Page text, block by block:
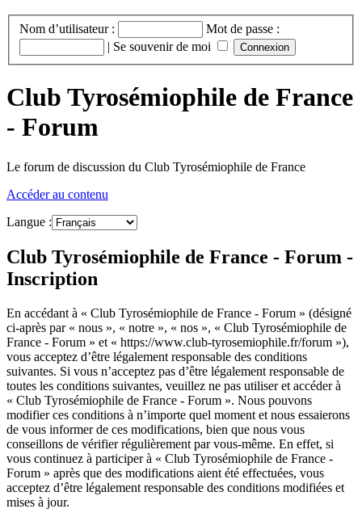
Nom d’utilisateur :
Mot de passe :
| Se souvenir de moi
Club Tyrosémiophile de France
- Forum
Le forum de discussion du Club Tyrosémiophile de France
Accéder au contenu
Langue :
Club Tyrosémiophile de France - Forum -
Inscription
En accédant à « Club Tyrosémiophile de France - Forum » (désigné
ci-après par « nous », « notre », « nos », « Club Tyrosémiophile de
France - Forum » et « https://www.club-tyrosemiophile.fr/forum »),
vous acceptez d’être légalement responsable des conditions
suivantes. Si vous n’acceptez pas d’être légalement responsable de
toutes les conditions suivantes, veuillez ne pas utiliser et accéder à
« Club Tyrosémiophile de France - Forum ». Nous pouvons
modifier ces conditions à n’importe quel moment et nous essaierons
de vous informer de ces modifications, bien que nous vous
conseillons de vérifier régulièrement par vous-même. En effet, si
vous continuez à participer à « Club Tyrosémiophile de France -
Forum » après que des modifications aient été effectuées, vous
acceptez d’être légalement responsable des conditions modifiées et
mises à jour.